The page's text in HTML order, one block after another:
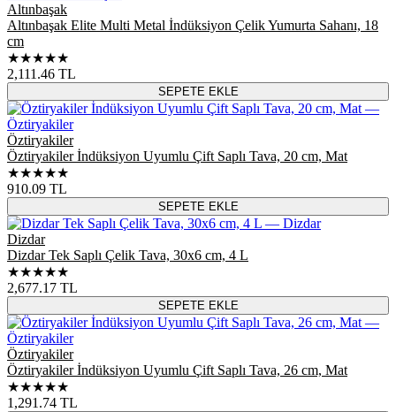
Altınbaşak
Altınbaşak Elite Multi Metal İndüksiyon Çelik Yumurta Sahanı, 18
cm
★★★★★
2,111.46 TL
SEPETE EKLE
Öztiryakiler
Öztiryakiler İndüksiyon Uyumlu Çift Saplı Tava, 20 cm, Mat
★★★★★
910.09 TL
SEPETE EKLE
Dizdar
Dizdar Tek Saplı Çelik Tava, 30x6 cm, 4 L
★★★★★
2,677.17 TL
SEPETE EKLE
Öztiryakiler
Öztiryakiler İndüksiyon Uyumlu Çift Saplı Tava, 26 cm, Mat
★★★★★
1,291.74 TL